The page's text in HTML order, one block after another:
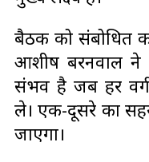
बैठक को संबोधित
आशीष बरनवाल ने
संभव है जब हर
ले। एक-दूसरे का
जाएगा।